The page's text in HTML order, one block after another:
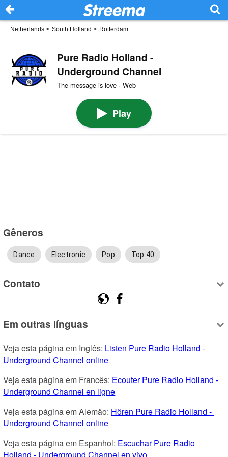
Netherlands > South Holland > Rotterdam
Pure Radio Holland -
Underground Channel
The message is love · Web
Play
Gêneros
Dance Electronic Pop Top 40
Contato
Em outras línguas
Veja esta página em Inglês: Listen Pure Radio Holland -
Underground Channel online
Veja esta página em Francês: Ecouter Pure Radio Holland -
Underground Channel en ligne
Veja esta página em Alemão: Hören Pure Radio Holland -
Underground Channel online
Veja esta página em Espanhol: Escuchar Pure Radio
Holland - Underground Channel en vivo